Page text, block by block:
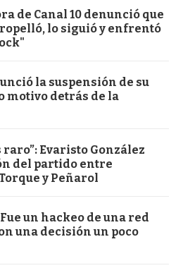
de Canal 10 denunció que
lo siguió y enfrentó
la suspensión de su
motivo detrás de la
raro”: Evaristo González
del partido entre
y Peñarol
un hackeo de una red
una decisión un poco